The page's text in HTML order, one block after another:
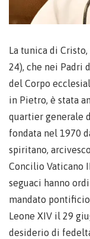
La tunica di
24), che nei Padri
del Corpo
in Pietro, è stata
quartier generale
fondata nel 1970
spiritano,
Concilio Vaticano
seguaci hanno
mandato
Leone XIV il 29
desiderio di